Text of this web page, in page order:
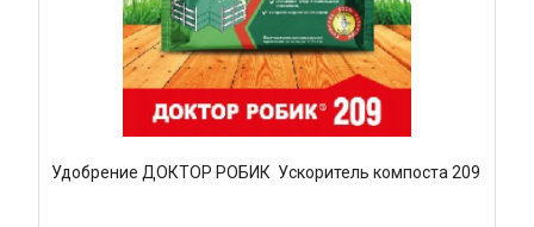
Удобрение ДОКТОР РОБИК Ускоритель компоста 209